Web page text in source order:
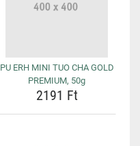
PU ERH MINI TUO CHA GOLD
PREMIUM, 50g
2191 Ft